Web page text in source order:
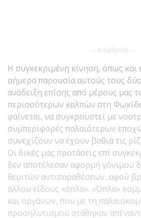
-- Διαφήμιση --
Η συγκεκριμένη κίνηση, όπως
σήμερα παρουσία αυτούς τους
ανάδειξη επίσης από μέρους μας
περισσότερων καλπών στη
φαίνεται, να συγκρουστεί με
συμπεριφορές παλαιότερων
συνεχίζουν να έχουν βαθιά τις
Οι δικές μας προτάσεις επί
δεν αποτέλεσαν αφορμή γόνιμου
θεμιτών αντιπαραθέσεων, αφού
άλλου είδους «όπλα». «Όπλα»
και οργάνων, που με τη
προσηλυτισμού στάθηκαν